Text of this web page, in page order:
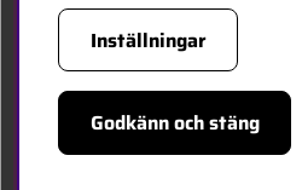
HANDLA TRYGGT
Inställningar
Godkänn och stäng